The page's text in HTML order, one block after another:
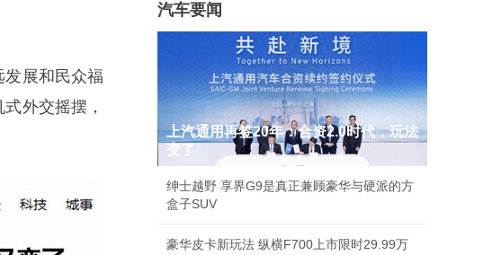
发展和民众福
外交摇摆，
汽车要闻
上汽通用再签20年：合资2.0时代，玩法
变了
绅士越野 享界G9是真正兼顾豪华与硬派的方
盒子SUV
豪华皮卡新玩法 纵横F700上市限时29.99万